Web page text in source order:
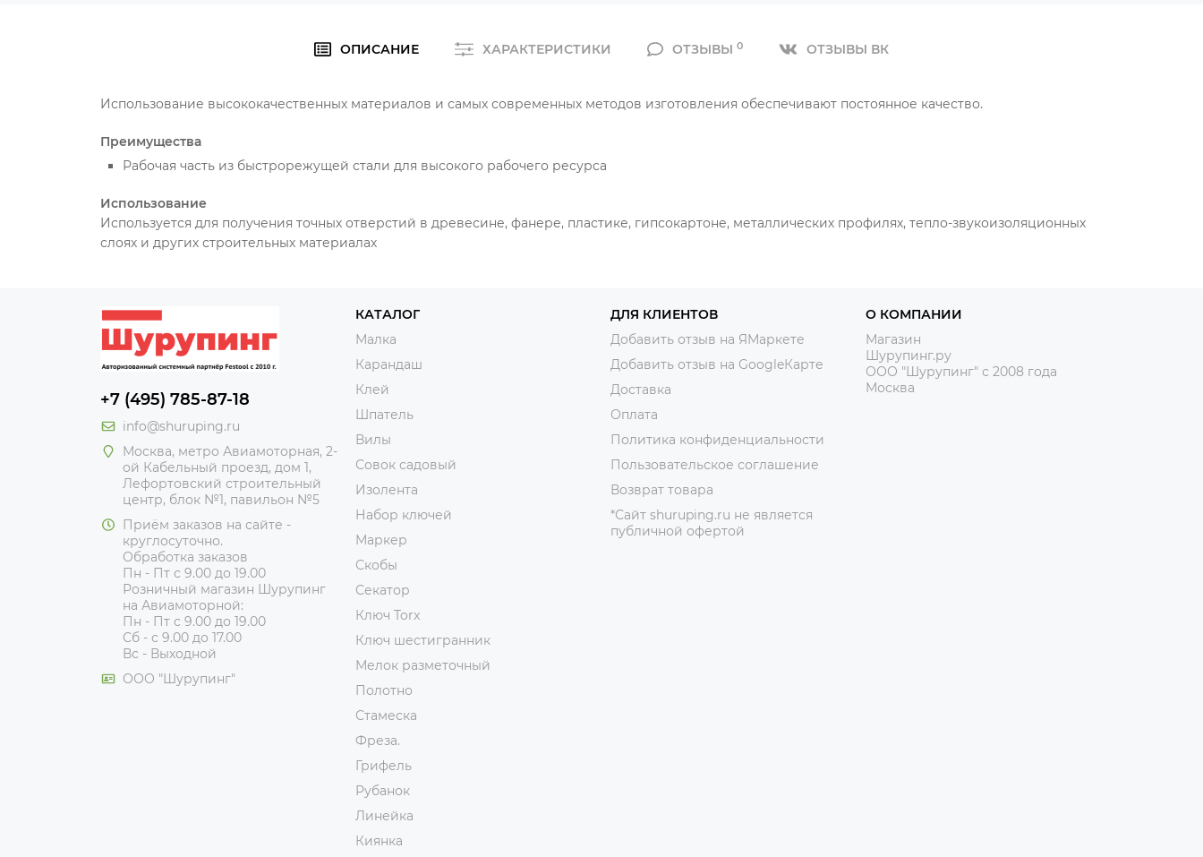
ОПИСАНИЕ ХАРАКТЕРИСТИКИ ОТЗЫВЫ0 ОТЗЫВЫ ВК
Использование высококачественных материалов и самых современных методов изготовления обеспечивают постоянное качество.
Преимущества
Рабочая часть из быстрорежущей стали для высокого рабочего ресурса
Использование
Используется для получения точных отверстий в древесине, фанере, пластике, гипсокартоне, металлических профилях, тепло-звукоизоляционных
слоях и других строительных материалах
+7 (495) 785-87-18
info@shuruping.ru
Москва, метро Авиамоторная, 2-
ой Кабельный проезд, дом 1,
Лефортовский строительный
центр, блок №1, павильон №5
Приём заказов на сайте -
круглосуточно.
Обработка заказов
Пн - Пт с 9.00 до 19.00
Розничный магазин Шурупинг
на Авиамоторной:
Пн - Пт с 9.00 до 19.00
Сб - с 9.00 до 17.00
Вс - Выходной
ООО "Шурупинг"
КАТАЛОГ
Малка
Карандаш
Клей
Шпатель
Вилы
Совок садовый
Изолента
Набор ключей
Маркер
Скобы
Секатор
Ключ Torx
Ключ шестигранник
Мелок разметочный
Полотно
Стамеска
Фреза.
Грифель
Рубанок
Линейка
Киянка
ДЛЯ КЛИЕНТОВ
Добавить отзыв на ЯМаркете
Добавить отзыв на GoogleКарте
Доставка
Оплата
Политика конфиденциальности
Пользовательское соглашение
Возврат товара
*Сайт shuruping.ru не является
публичной офертой
О КОМПАНИИ
Магазин
Шурупинг.ру
ООО "Шурупинг" с 2008 года
Москва